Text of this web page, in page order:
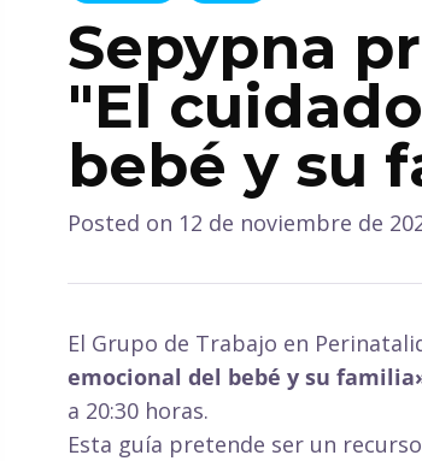
Sepypna
"El
bebé y su
Posted on 12 de noviembre de
El Grupo de Trabajo en
emocional del bebé y su
a 20:30 horas.
Esta guía pretende ser un